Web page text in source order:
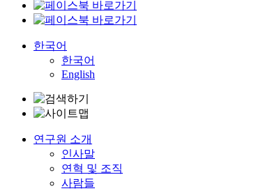
한국어
한국어
English
연구원 소개
인사말
연혁 및 조직
사람들